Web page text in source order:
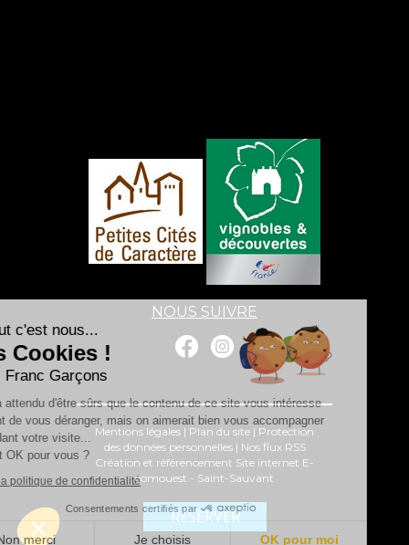
RÉSERVER
NOUS SUIVRE
Mentions légales | Plan du site | Protection
des données personnelles| Nos flux RSS
Création et référencement Site internet E-
comouest - Saint-Sauvant
Salut c'est nous...
les Cookies !
Les Franc Garçons
On a attendu d'être sûrs que le contenu de ce site vous intéresse
avant de vous déranger, mais on aimerait bien vous accompagner
pendant votre visite...
C'est OK pour vous ?
Lire la politique de confidentialité
Consentements certifiés par
Non merci Je choisis OK pour moi